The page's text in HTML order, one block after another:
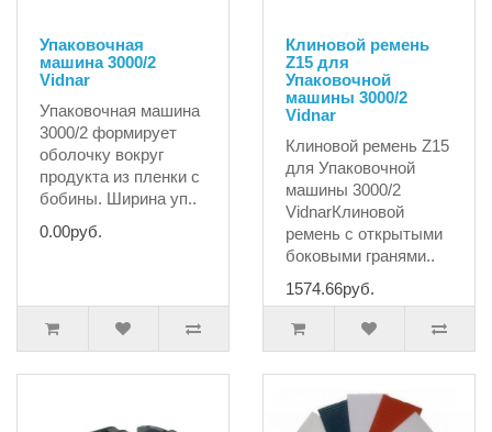
Упаковочная
машина 3000/2
Vidnar
Упаковочная машина
3000/2 формирует
оболочку вокруг
продукта из пленки с
бобины. Ширина уп..
0.00руб.
Клиновой ремень
Z15 для
Упаковочной
машины 3000/2
Vidnar
Клиновой ремень Z15
для Упаковочной
машины 3000/2
VidnarКлиновой
ремень с открытыми
боковыми гранями..
1574.66руб.